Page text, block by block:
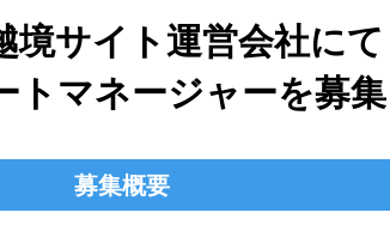
境サイト運営会社にて
トマネージャーを募集
募集概要